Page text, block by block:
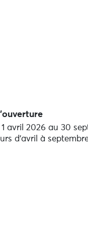
10h-13h ou
avril 2026 au 30
d’avril à